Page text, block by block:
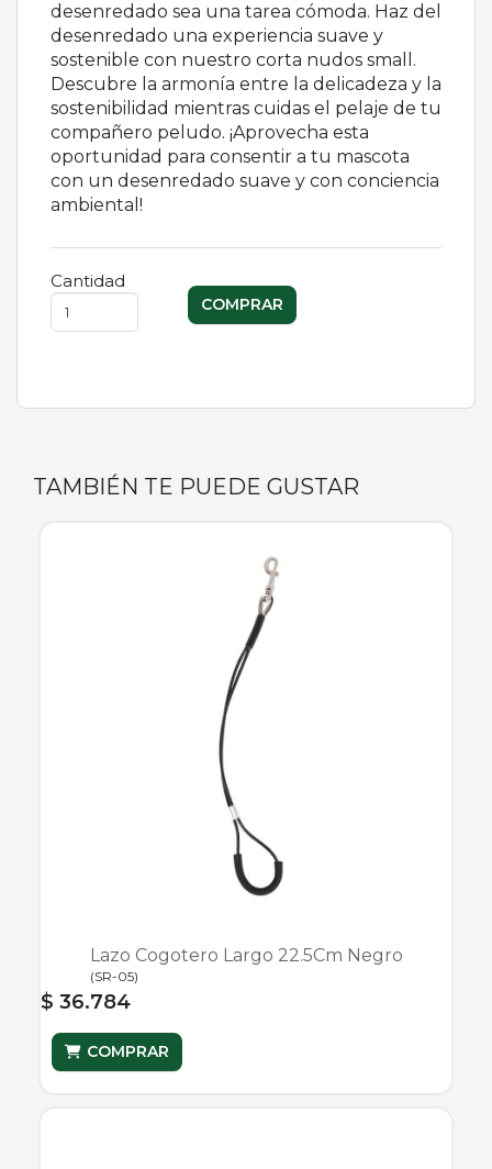
desenredado sea una tarea cómoda. Haz del
desenredado una experiencia suave y
sostenible con nuestro corta nudos small.
Descubre la armonía entre la delicadeza y la
sostenibilidad mientras cuidas el pelaje de tu
compañero peludo. ¡Aprovecha esta
oportunidad para consentir a tu mascota
con un desenredado suave y con conciencia
ambiental!
Cantidad
TAMBIÉN TE PUEDE GUSTAR
Lazo Cogotero Largo 22.5Cm Negro
(SR-05)
$ 36.784
COMPRAR